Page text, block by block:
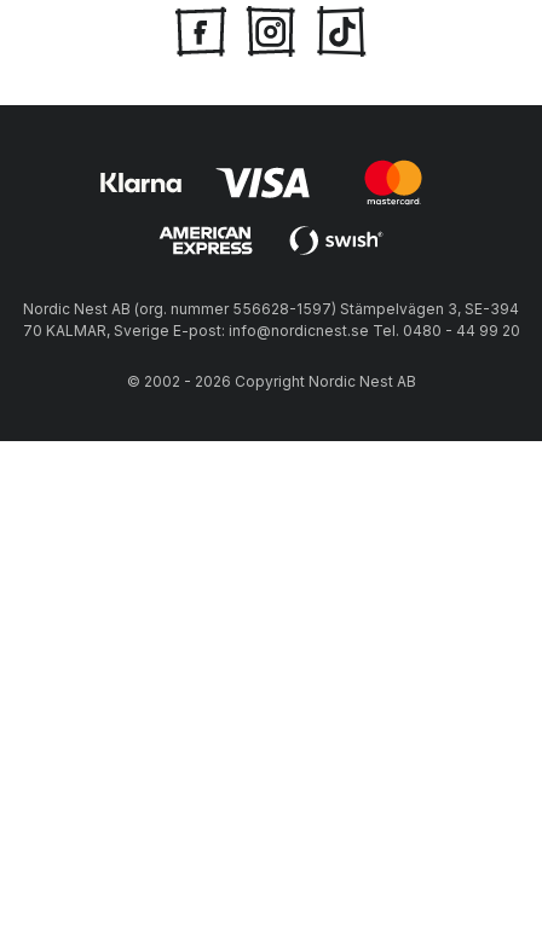
Nordic Nest AB (org. nummer 556628-1597) Stämpelvägen 3, SE-394
70 KALMAR, Sverige E-post: info@nordicnest.se Tel. 0480 - 44 99 20
© 2002 - 2026 Copyright Nordic Nest AB